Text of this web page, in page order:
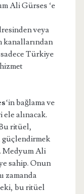
Ali Gürses ‘e
veya
kanallarından
Türkiye
‘in bağlama ve
alınacak.
ritüel,
güçlendirmek
Medyum Ali
sahip. Onun
zamanda
bu ritüel